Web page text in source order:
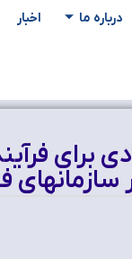
درباره ما اخبار